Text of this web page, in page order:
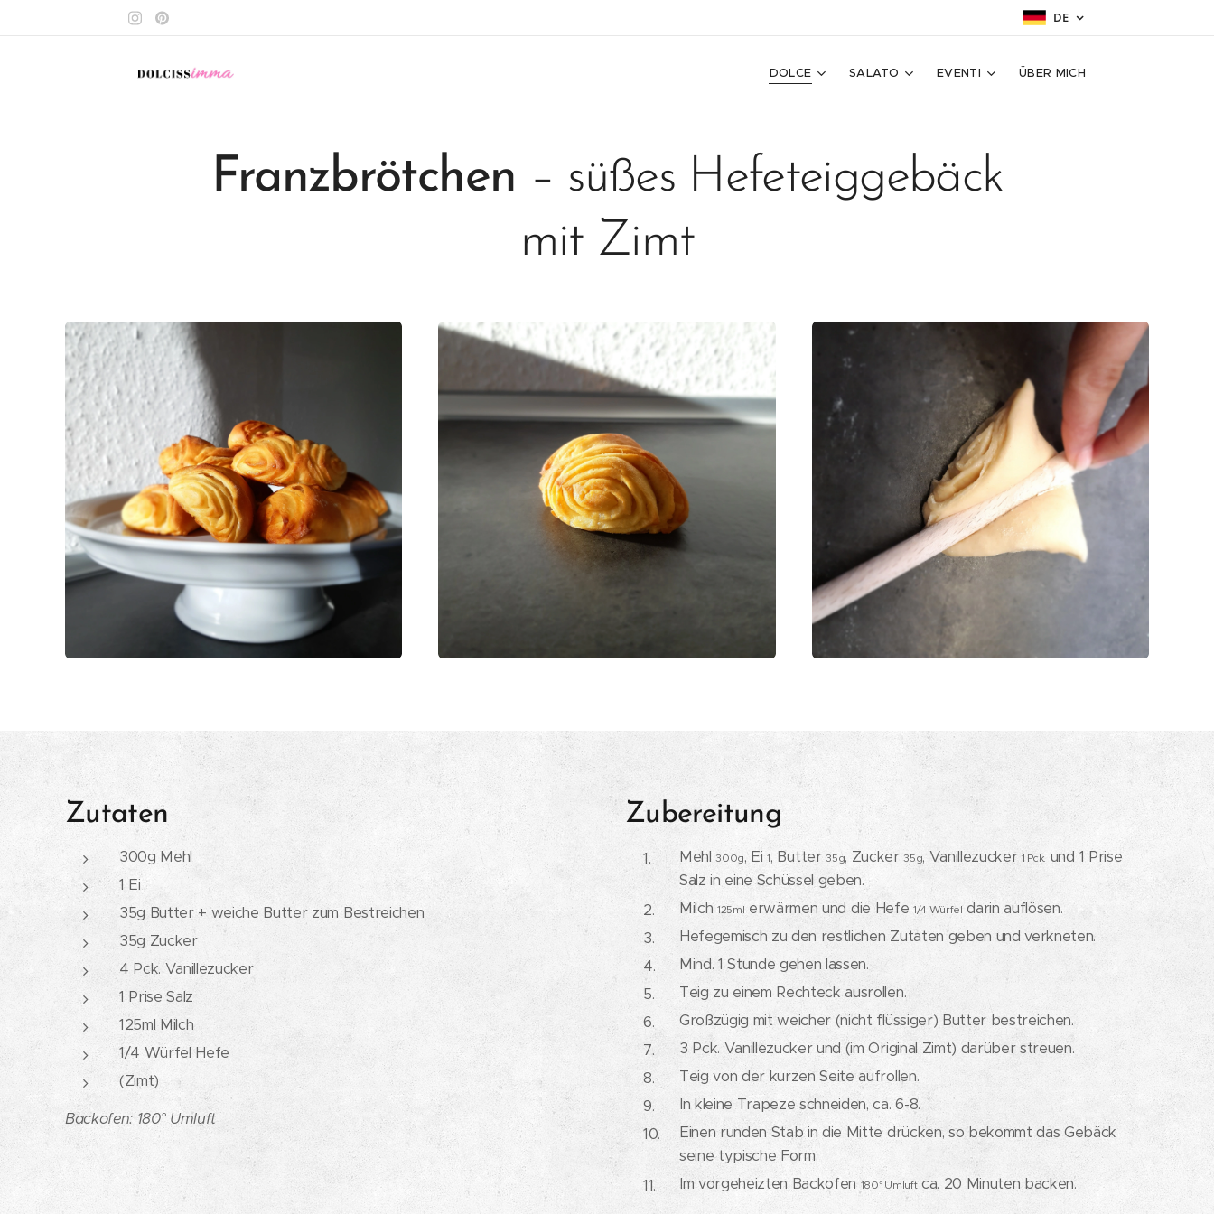
DE
DOLCE SALATO EVENTI ÜBER MICH
Franzbrötchen – süßes Hefeteiggebäck
mit Zimt
Zutaten
300g Mehl
1 Ei
35g Butter + weiche Butter zum Bestreichen
35g Zucker
4 Pck. Vanillezucker
1 Prise Salz
125ml Milch
1/4 Würfel Hefe
(Zimt)
Backofen: 180° Umluft
Zubereitung
Mehl300g, Ei1, Butter35g, Zucker35g, Vanillezucker1 Pck. und 1 Prise
Salz in eine Schüssel geben.
Milch125ml erwärmen und die Hefe 1/4 Würfel darin auflösen.
Hefegemisch zu den restlichen Zutaten geben und verkneten.
Mind. 1 Stunde gehen lassen.
Teig zu einem Rechteck ausrollen.
Großzügig mit weicher (nicht flüssiger) Butter bestreichen.
3 Pck. Vanillezucker und (im Original Zimt) darüber streuen.
Teig von der kurzen Seite aufrollen.
In kleine Trapeze schneiden, ca. 6-8.
Einen runden Stab in die Mitte drücken, so bekommt das Gebäck
seine typische Form.
Im vorgeheizten Backofen 180° Umluftca. 20 Minuten backen.